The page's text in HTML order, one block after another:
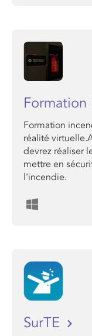
Formation
réalité
devrez réaliser
mettre en
l'incendie.
SurTE